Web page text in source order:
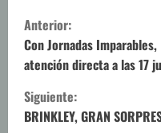
S
i
g
u
Anterior:
Con Jornadas
atención directa a las 17
Siguiente:
BRINKLEY, GRAN